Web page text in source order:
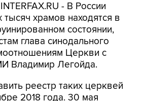
- В России
храмов находятся в
состоянии,
глава синодального
Церкви с
Владимир Легойда.
реестр таких церквей
2018 года. 30 мая